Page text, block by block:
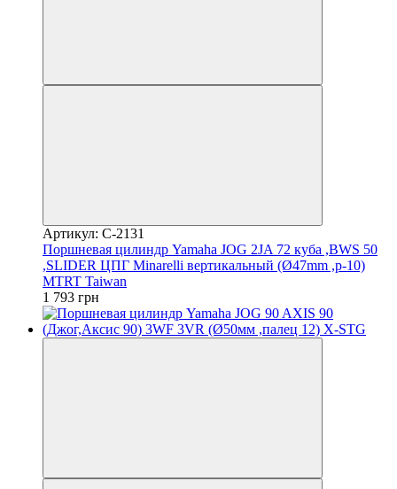
Артикул: C-2131
Поршневая цилиндр Yamaha JOG 2JA 72 куба ,BWS 50
,SLIDER ЦПГ Minarelli вертикальный (Ø47mm ,p-10)
MTRT Taiwan
1 793 грн